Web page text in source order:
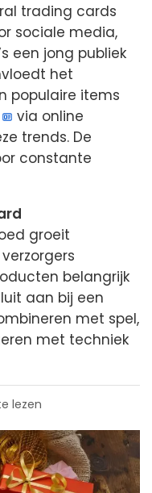
trading cards
sociale media,
een jong publiek
het
populaire items
via online
trends. De
constante
groeit
belangrijk
aan bij een
met spel,
met techniek
lezen